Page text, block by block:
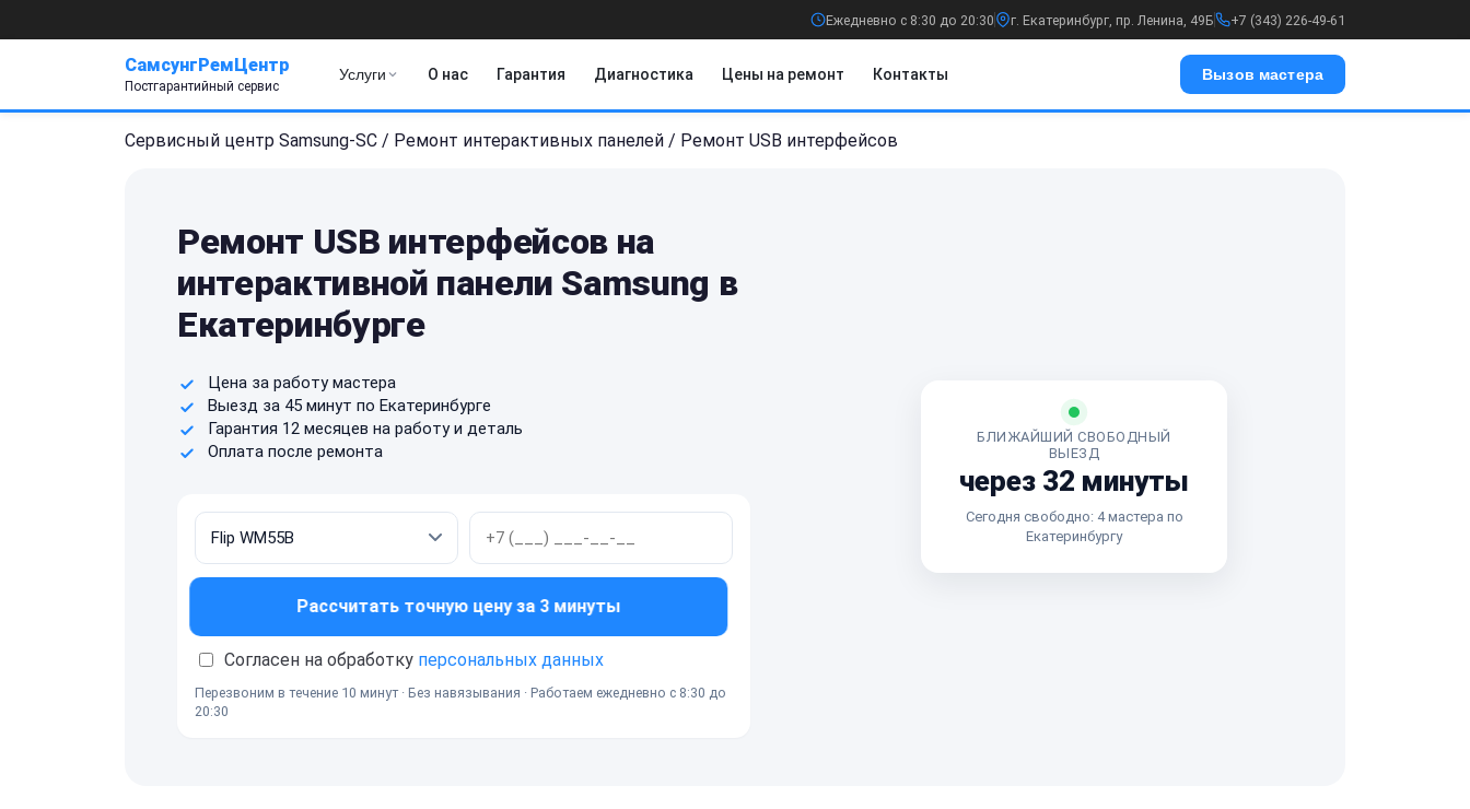
Ежедневно с 8:30 до 20:30 г. Екатеринбург, пр. Ленина, 49Б +7 (343) 226-49-61
СамсунгРемЦентр
Постгарантийный сервис
Услуги О нас Гарантия Диагностика Цены на ремонт Контакты Вызов мастера
Сервисный центр Samsung-SC / Ремонт интерактивных панелей / Ремонт USB интерфейсов
Ремонт USB интерфейсов на
интерактивной панели Samsung в
Екатеринбурге
Цена за работу мастера
Выезд за 45 минут по Екатеринбурге
Гарантия 12 месяцев на работу и деталь
Оплата после ремонта
Рассчитать точную цену за 3 минуты
Согласен на обработку персональных данных
Перезвоним в течение 10 минут · Без навязывания · Работаем ежедневно с 8:30 до
20:30
БЛИЖАЙШИЙ СВОБОДНЫЙ
ВЫЕЗД
через 32 минуты
Сегодня свободно: 4 мастера по
Екатеринбургу